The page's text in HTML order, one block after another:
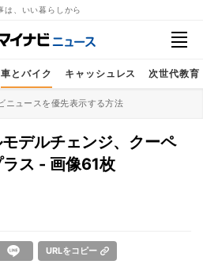
は、いい暮らしから
車とバイク キャッシュレス 次世代教育
ニュースを優先表示する方法
デルチェンジ、クーペ
ス - 画像61枚
URLをコピー